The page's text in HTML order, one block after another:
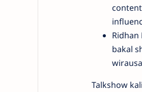
bakal
Talkshow